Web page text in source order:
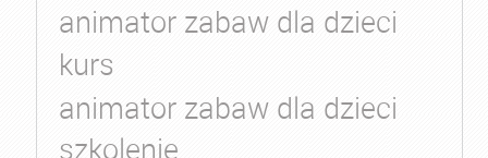
animator zabaw dla dzieci
kurs
animator zabaw dla dzieci
szkolenie